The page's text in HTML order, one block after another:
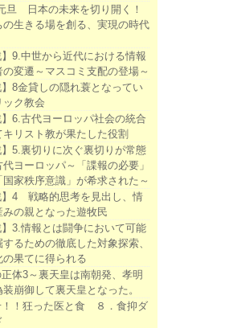
旦 日本の未来を切り開く！
の生きる場を創る、実現の時代
】9.中世から近代における情報
の変遷～マスコミ支配の登場～
】8金貸しの隠れ蓑となってい
ック教会
】6.古代ヨーロッパ社会の統合
キリスト教が果たした役割
】5.裏切りに次ぐ裏切りが常態
ヨーロッパ～「諜報の必要」
国家秩序意識」が希求された～
】4 戦略的思考を見出し、情
みの親となった遊牧民
】3.情報とは闘争において可能
るための徹底した対象探索、
の果てに得られる
体3～裏天皇は南朝発、孝明
崩御して裏天皇となった。
！！狂った医と食 ８．食抑ダ